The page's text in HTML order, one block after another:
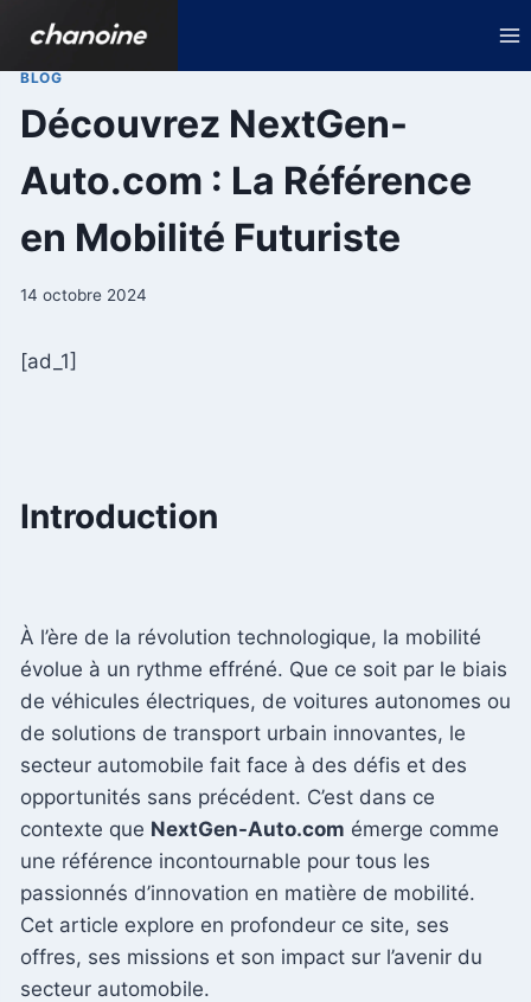
contenu
BLOG
Découvrez NextGen-
Auto.com : La Référence
en Mobilité Futuriste
14 octobre 2024
[ad_1]
Introduction
À l’ère de la révolution technologique, la mobilité
évolue à un rythme effréné. Que ce soit par le biais
de véhicules électriques, de voitures autonomes ou
de solutions de transport urbain innovantes, le
secteur automobile fait face à des défis et des
opportunités sans précédent. C’est dans ce
contexte que NextGen-Auto.com émerge comme
une référence incontournable pour tous les
passionnés d’innovation en matière de mobilité.
Cet article explore en profondeur ce site, ses
offres, ses missions et son impact sur l’avenir du
secteur automobile.